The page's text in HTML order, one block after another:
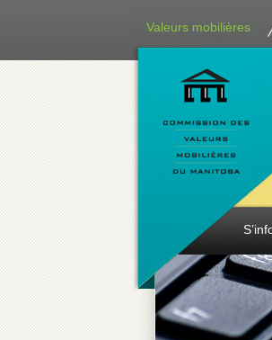
Valeurs mobilières